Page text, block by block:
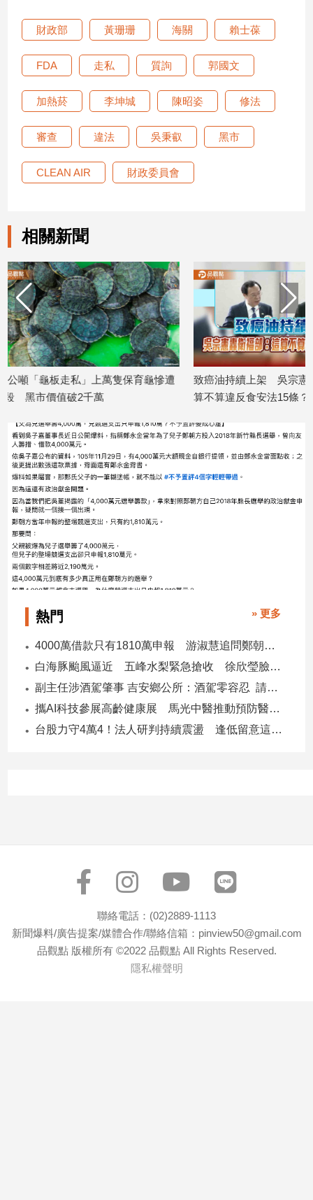
區
投
專
區
【我
的
觀
點】
財政部 黃珊珊 海關 賴士葆
FDA 走私 質詢 郭國文
加熱菸 李坤城 陳昭姿 修法
審查 違法 吳秉叡 黑市
CLEAN AIR 財政委員會
相關新聞
遭
致癌油持續上架 吳宗憲轟衛福部：這
算不算違反食安法15條？
50%警示圖文擬
器不是電子煙
熱門 » 更多
4000萬借款只有1810萬申報 游淑慧追問鄭朝方：2190萬差額去哪了
白海豚颱風逼近 五峰水梨緊急搶收 徐欣瑩臉書急呼「搶救五峰水梨」
副主任涉酒駕肇事 吉安鄉公所：酒駕零容忍 請辭獲准
攜AI科技參展高齡健康展 馬光中醫推動預防醫學迎接長壽新經濟
台股力守4萬4！法人研判持續震盪 逢低留意這些族群
聯絡電話：(02)2889-1113
新聞爆料/廣告提案/媒體合作/聯絡信箱：pinview50@gmail.com
品觀點 版權所有 ©2022 品觀點 All Rights Reserved.
隱私權聲明